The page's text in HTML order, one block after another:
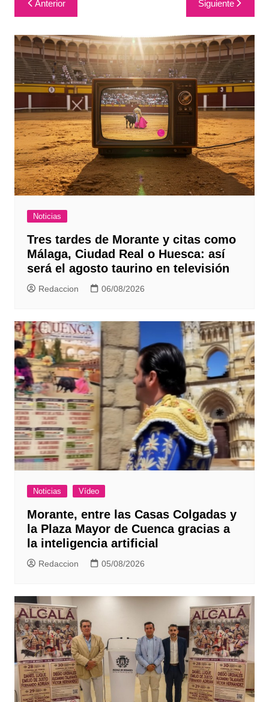
de
entradas
Anterior Siguiente
Noticias
Tres tardes de Morante y citas como
Málaga, Ciudad Real o Huesca: así
será el agosto taurino en televisión
Redaccion 06/08/2026
Noticias Vídeo
Morante, entre las Casas Colgadas y
la Plaza Mayor de Cuenca gracias a
la inteligencia artificial
Redaccion 05/08/2026